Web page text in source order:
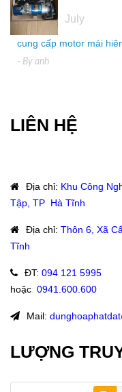
July
cung cấp motor mái
- By anh
LIÊN HỆ
Địa chỉ: Khu Công
Tập, TP Hà Tĩnh
Địa chỉ: Thôn 6, Xã
Tĩnh
ĐT: 094 121 5995
hoặc: 0941.600.600
Mail:
LƯỢNG